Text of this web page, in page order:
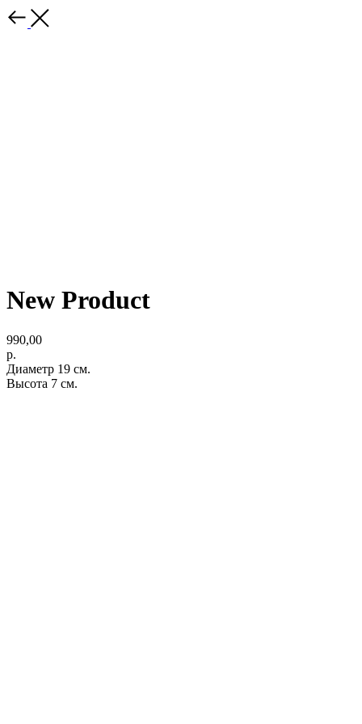
New Product
990,00
р.
Диаметр 19 см.
Высота 7 см.